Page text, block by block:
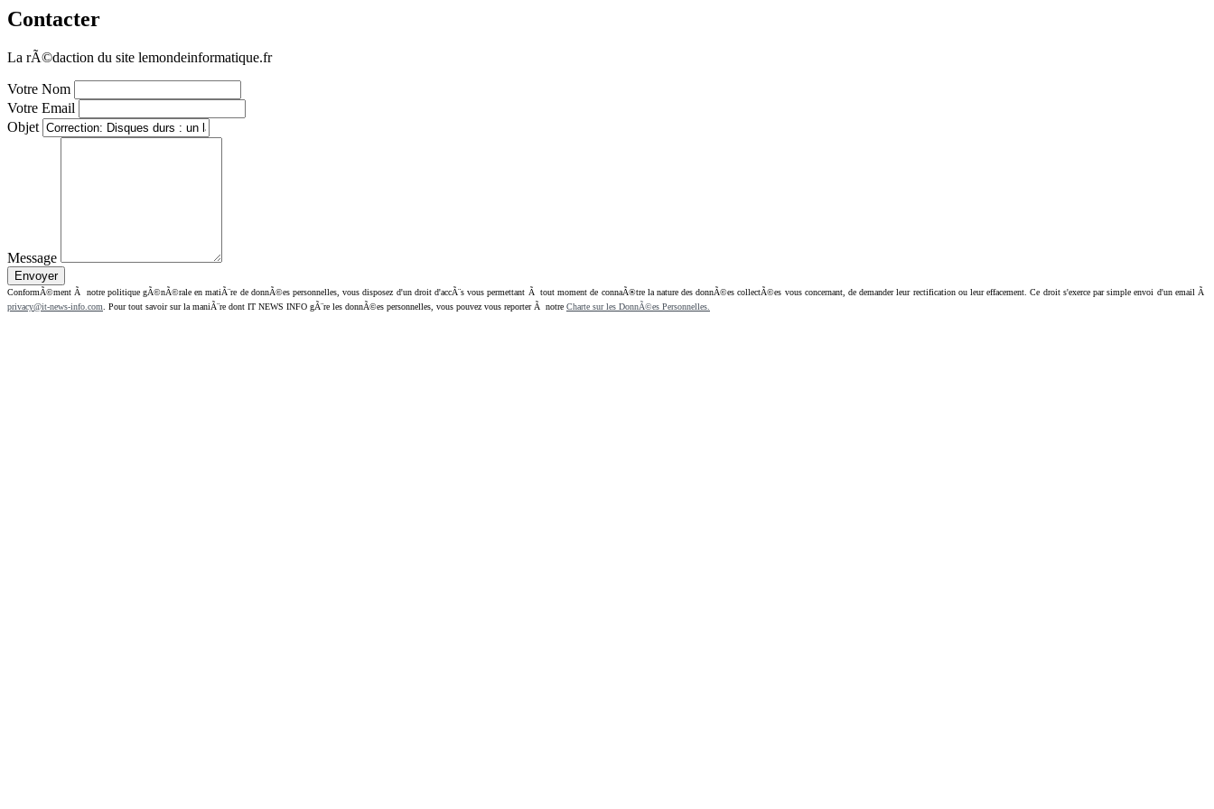
Contacter
La rÃ©daction du site lemondeinformatique.fr
Votre Nom
Votre Email
Objet
Message
ConformÃ©ment Ã notre politique gÃ©nÃ©rale en matiÃ¨re de donnÃ©es personnelles, vous disposez d'un droit d'accÃ¨s vous permettant Ã tout moment de connaÃ®tre la nature des donnÃ©es collectÃ©es vous concernant, de demander leur rectification ou leur effacement. Ce droit s'exerce par simple envoi d'un email Ã
privacy@it-news-info.com . Pour tout savoir sur la maniÃ¨re dont IT NEWS INFO gÃ¨re les donnÃ©es personnelles, vous pouvez vous reporter Ã notre Charte sur les DonnÃ©es Personnelles.